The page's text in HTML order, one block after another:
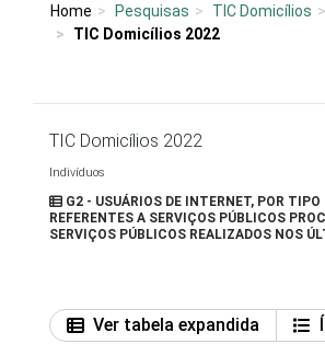
Home Pesquisas TIC Domicílios
TIC Domicílios 2022
TIC Domicílios 2022
Indivíduos
G2 - USUÁRIOS DE INTERNET, POR
REFERENTES A SERVIÇOS PÚBLICOS
SERVIÇOS PÚBLICOS REALIZADOS NOS
Ver tabela expandida